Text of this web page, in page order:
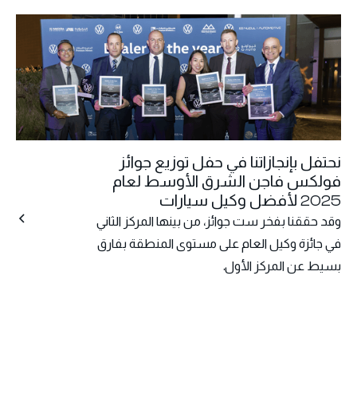
نحتفل بإنجازاتنا في حفل توزيع جوائز
فولكس فاجن الشرق الأوسط لعام
2025 لأفضل وكيل سيارات
وقد حققنا بفخر ست جوائز، من بينها المركز الثاني
في جائزة وكيل العام على مستوى المنطقة بفارق
بسيط عن المركز الأول.